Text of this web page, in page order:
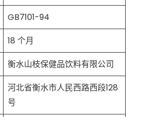
GB7101-94
18 个月
衡水山枝保健品饮料有限公司
河北省衡水市人民西路西段128
号